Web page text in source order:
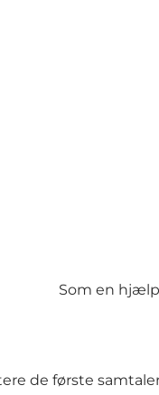
Som en
de første